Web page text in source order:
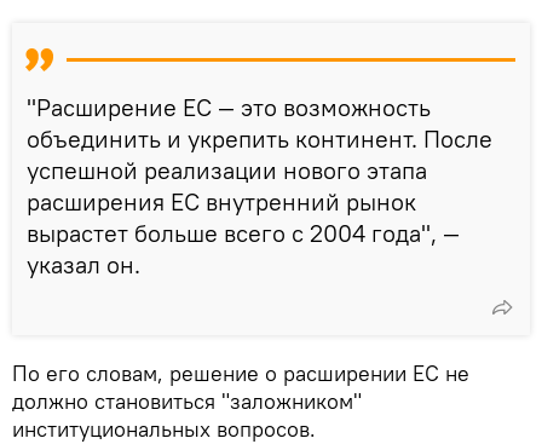
"Расширение ЕС — это возможность
объединить и укрепить континент. После
успешной реализации нового этапа
расширения ЕС внутренний рынок
вырастет больше всего с 2004 года", —
указал он.
По его словам, решение о расширении ЕС не
должно становиться "заложником"
институциональных вопросов.